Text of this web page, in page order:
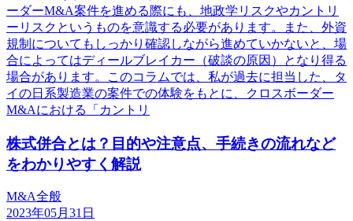
ーダーM&A案件を進める際にも、地政学リスクやカントリ
ーリスクというものを意識する必要があります。また、外資
規制についてもしっかり確認しながら進めていかないと、場
合によってはディールブレイカー（破談の原因）となり得る
場合があります。このコラムでは、私が過去に担当した、タ
イの日系製造業の案件での体験をもとに、クロスボーダー
M&Aにおける「カントリ
株式併合とは？目的や注意点、手続きの流れなど
をわかりやすく解説
M&A全般
2023年05月31日